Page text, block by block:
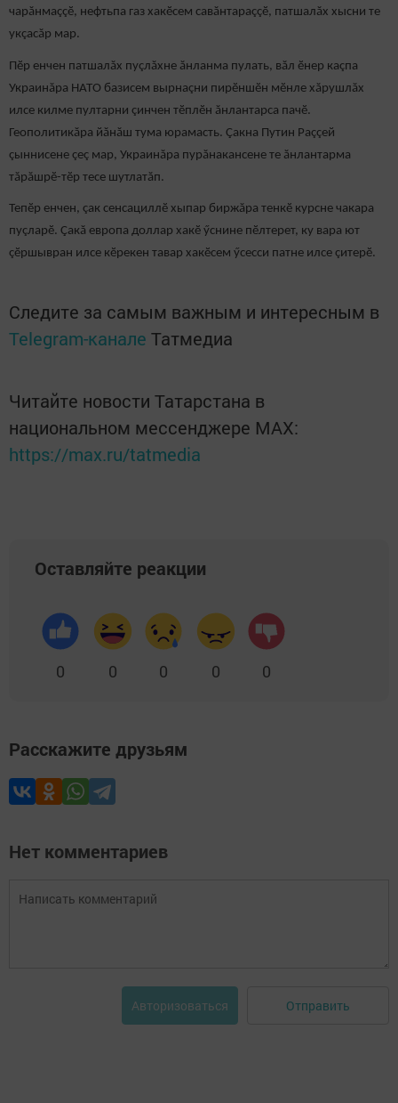
чарăнмаççӗ, нефтьпа газ хакӗсем савăнтараççӗ, патшалăх хысни те
укçасăр мар.
Пӗр енчен патшалăх пуçлăхне ăнланма пулать, вăл ӗнер каçпа
Украинăра НАТО базисем вырнаçни пирӗншӗн мӗнле хăрушлăх
илсе килме пултарни çинчен тӗплӗн ăнлантарса пачӗ.
Геополитикăра йăнăш тума юрамасть. Çакна Путин Раççей
çыннисене çеç мар, Украинăра пурăнакансене те ăнлантарма
тăрăшрӗ-тӗр тесе шутлатăп.
Тепӗр енчен, çак сенсациллӗ хыпар биржăра тенкӗ курсне чакара
пуçларӗ. Çакă европа доллар хакӗ ӳснине пӗлтерет, ку вара ют
çӗршывран илсе кӗрекен тавар хакӗсем ӳсесси патне илсе çитерӗ.
Следите за самым важным и интересным в
Telegram-канале Татмедиа
Читайте новости Татарстана в
национальном мессенджере MАХ:
https://max.ru/tatmedia
Оставляйте реакции
0 0 0 0 0
Расскажите друзьям
Нет комментариев
Авторизоваться Отправить